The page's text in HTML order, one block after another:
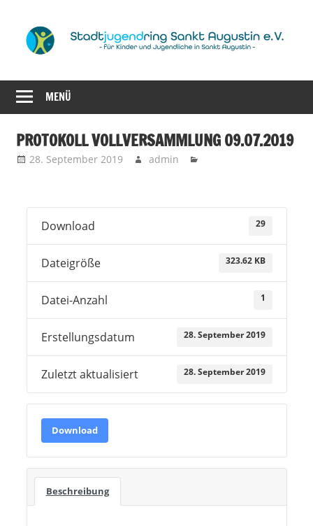
springen
Sankt
Augustin
Kinder
und
in
Sankt
MENÜ
PROTOKOLL VOLLVERSAMMLUNG 09.07.2019
28. September 2019 admin
Download 29
Dateigröße 323.62 KB
Datei-Anzahl 1
Erstellungsdatum 28. September 2019
Zuletzt aktualisiert 28. September 2019
Download
Beschreibung